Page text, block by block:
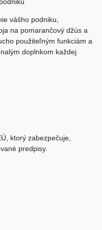
vášho podniku,
na pomarančový džús a
použiteľným funkciám a
doplnkom každej
ktorý zabezpečuje,
predpisy.